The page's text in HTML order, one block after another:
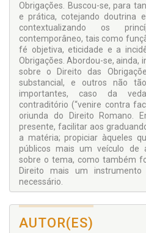
Obrigações. Buscou-se, para
e prática, cotejando doutrina
contextualizando os
contemporâneo, tais como
fé objetiva, eticidade e a
Obrigações. Abordou-se, ainda,
sobre o Direito das
substancial, e outros não
importantes, caso da
contraditório (“venire contra
oriunda do Direito Romano.
presente, facilitar aos
a matéria; propiciar àqueles
públicos mais um veículo de
sobre o tema, como também
Direito mais um
necessário.
AUTOR(ES)